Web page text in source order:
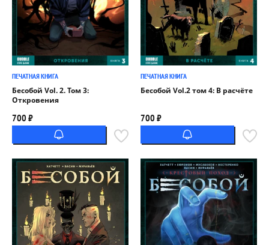
ПЕЧАТНАЯ КНИГА
Бесобой Vol. 2. Том 3:
Откровения
700 ₽
ПЕЧАТНАЯ КНИГА
Бесобой Vol.2 том 4: В расчёте
700 ₽